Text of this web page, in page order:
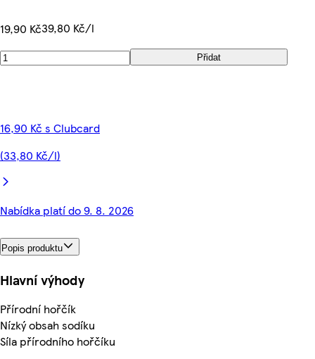
19,90 Kč39,80 Kč/l
Přidat
16,90 Kč s Clubcard
(33,80 Kč/l)
Nabídka platí do 9. 8. 2026
Popis produktu
Hlavní výhody
Přírodní hořčík
Nízký obsah sodíku
Síla přírodního hořčíku